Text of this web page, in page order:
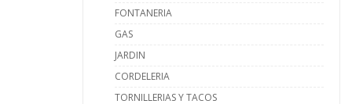
FONTANERIA
GAS
JARDIN
CORDELERIA
TORNILLERIAS Y TACOS